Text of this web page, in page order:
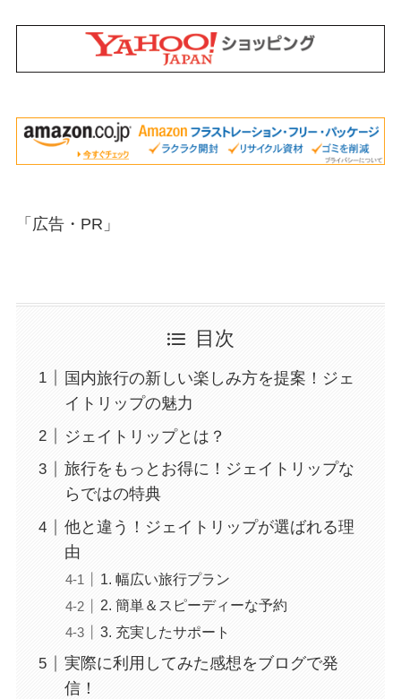
「広告・PR」
目次
国内旅行の新しい楽しみ方を提案！ジェ
イトリップの魅力
ジェイトリップとは？
旅行をもっとお得に！ジェイトリップな
らではの特典
他と違う！ジェイトリップが選ばれる理
由
1. 幅広い旅行プラン
2. 簡単＆スピーディーな予約
3. 充実したサポート
実際に利用してみた感想をブログで発
信！